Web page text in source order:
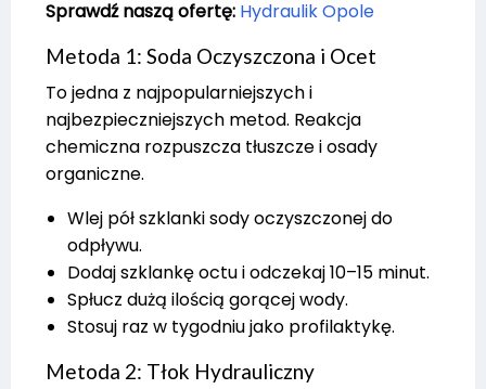
Sprawdź naszą ofertę: Hydraulik Opole
Metoda 1: Soda Oczyszczona i Ocet
To jedna z najpopularniejszych i
najbezpieczniejszych metod. Reakcja
chemiczna rozpuszcza tłuszcze i osady
organiczne.
Wlej pół szklanki sody oczyszczonej do
odpływu.
Dodaj szklankę octu i odczekaj 10–15 minut.
Spłucz dużą ilością gorącej wody.
Stosuj raz w tygodniu jako profilaktykę.
Metoda 2: Tłok Hydrauliczny